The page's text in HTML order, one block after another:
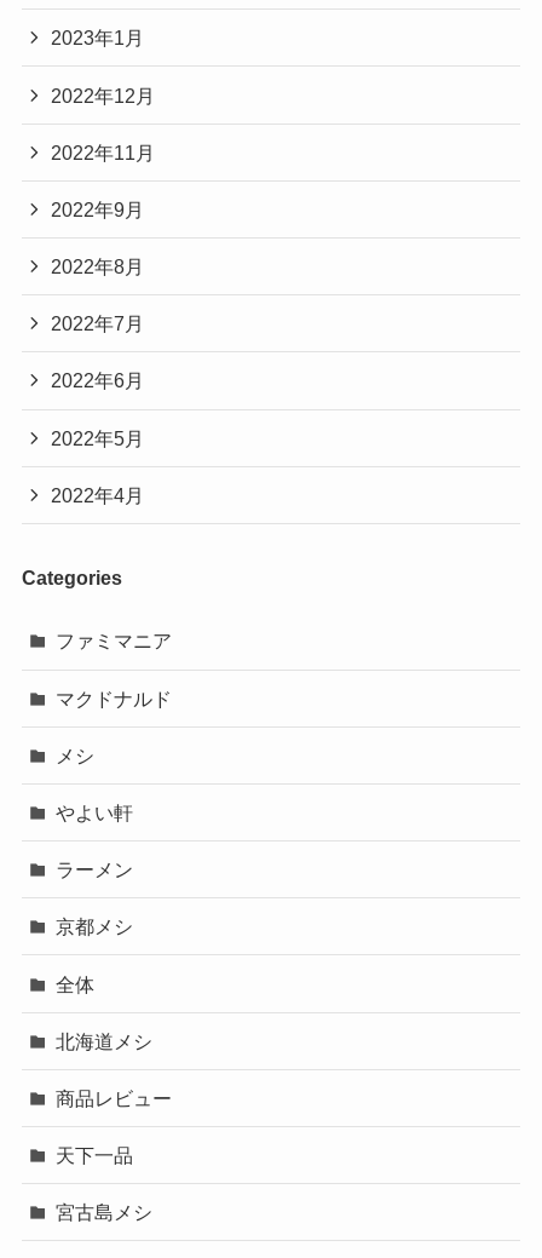
2023年1月
2022年12月
2022年11月
2022年9月
2022年8月
2022年7月
2022年6月
2022年5月
2022年4月
Categories
ファミマニア
マクドナルド
メシ
やよい軒
ラーメン
京都メシ
全体
北海道メシ
商品レビュー
天下一品
宮古島メシ